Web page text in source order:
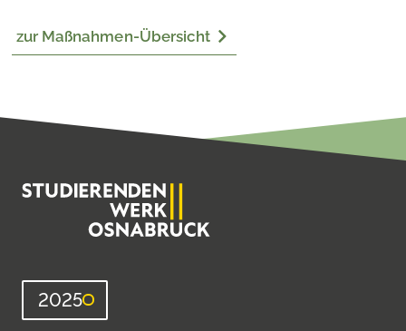
zur Maßnahmen-Übersicht
2025